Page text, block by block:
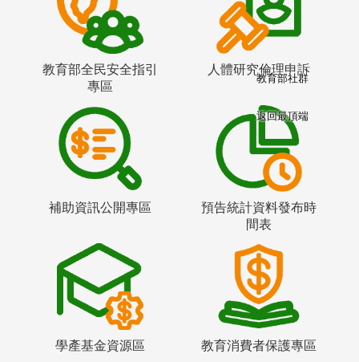
教育部全民安全指引
專區
人體研究倫理申訴
補助資訊公開專區
預告統計資料發布時
間表
學產基金資源區 教育消費者保護專區
教育部社群
返回最頂端